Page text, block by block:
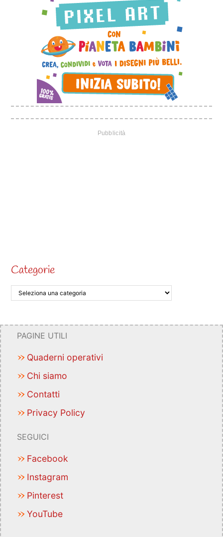
Categorie
PAGINE UTILI
Quaderni operativi
Chi siamo
Contatti
Privacy Policy
SEGUICI
Facebook
Instagram
Pinterest
YouTube